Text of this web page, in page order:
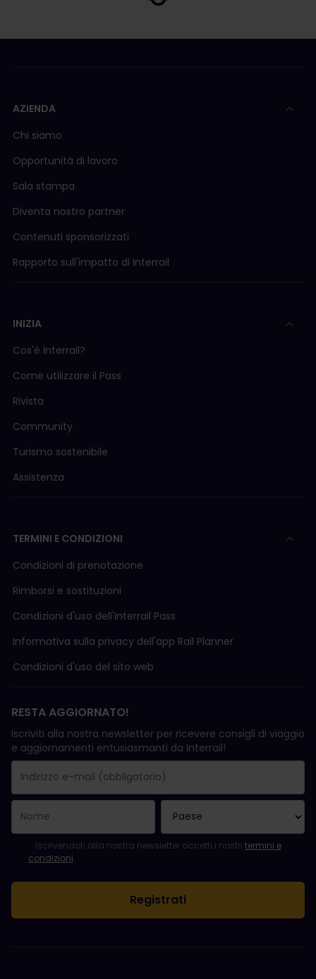
AZIENDA
Chi siamo
Opportunità di lavoro
Sala stampa
Diventa nostro partner
Contenuti sponsorizzati
Rapporto sull'impatto di Interrail
INIZIA
Cos'è Interrail?
Come utilizzare il Pass
Rivista
Community
Turismo sostenibile
Assistenza
TERMINI E CONDIZIONI
Condizioni di prenotazione
Rimborsi e sostituzioni
Condizioni d'uso delI'Interrail Pass
Informativa sulla privacy dell'app Rail Planner
Condizioni d'uso del sito web
RESTA AGGIORNATO!
Iscriviti alla nostra newsletter per ricevere consigli di viaggio
e aggiornamenti entusiasmanti da Interrail!
Il campo "Indirizzo e-mail" è obbligatorio.
L'indirizzo e-mail non è valido.
Si è verificato un errore durante l'iscrizione alla newsletter.
Sei già iscritto a questa newsletter!
Per iscriversi alla newsletter, accettare i termini e le condizioni.
Iscrivendoti alla nostra newsletter accetti i nostri termini e
condizioni.